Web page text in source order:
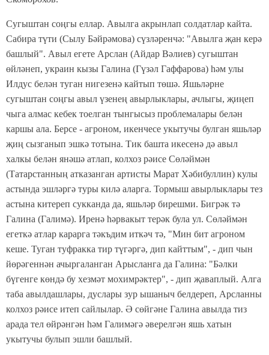
Сугыштан соңгы еллар. Авылга акрынлап солдатлар кайта.
Сабира түти (Сылу Бәйрәмова) сүзләренчә: "Авылга җан керә
башлый". Авыл егете Арслан (Айдар Вәлиев) сугыштан
өйләнеп, украин кызы Галина (Гүзәл Гаффарова) һәм улы
Илдус белән туган нигезенә кайтып төшә. Яшьләрне
сугыштан соңгы авыл үзенең авырлыклары, ачлыгы, җиңеп
чыга алмас кебек тоелган тынгысыз проблемалары белән
каршы ала. Берсе - агроном, икенчесе укытучы булган яшьләр
җиң сызганып эшкә тотына. Тик башта икесенә дә авыл
халкы белән янәшә атлап, колхоз рәисе Сөләймән
(Татарстанның атказанган артисты Марат Хәбибуллин) кулы
астында эшләргә туры килә аларга. Тормыш авырлыклары тез
астына китереп сукканда да, яшьләр бирешми. Бигрәк тә
Галина (Галимә). Иренә һәрвакыт терәк була ул. Сөләймән
егеткә атлар карарга тәкъдим иткәч тә, "Мин бит агроном
кеше. Туган туфракка тир түгәргә, дип кайттым", - дип чын
йөрәгеннән ачыргаланган Арысланга да Галина: "Бәлки
бүгенге көндә бу хезмәт мохимрәктер", - дип җаваплый. Алга
таба авылдашлары, дуслары зур ышаныч белдереп, Арсланны
колхоз рәисе итеп сайлылар. Ә сөйгәне Галина авылда тиз
арада тел өйрәнгән һәм Галимәгә әверелгән яшь хатын
укытучы булып эшли башлый.